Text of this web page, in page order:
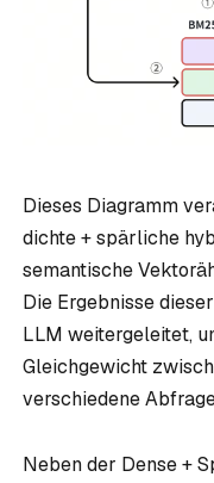
Dieses Diagramm
dichte + spärliche
semantische
Die Ergebnisse
LLM weitergeleitet,
Gleichgewicht
verschiedene
Neben der Dense +